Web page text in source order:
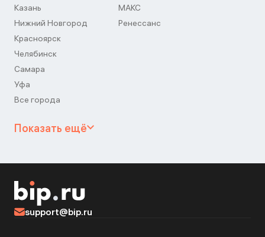
Казань
Нижний Новгород
Красноярск
Челябинск
Самара
Уфа
Все города
МАКС
Ренессанс
Показать ещё
support@bip.ru